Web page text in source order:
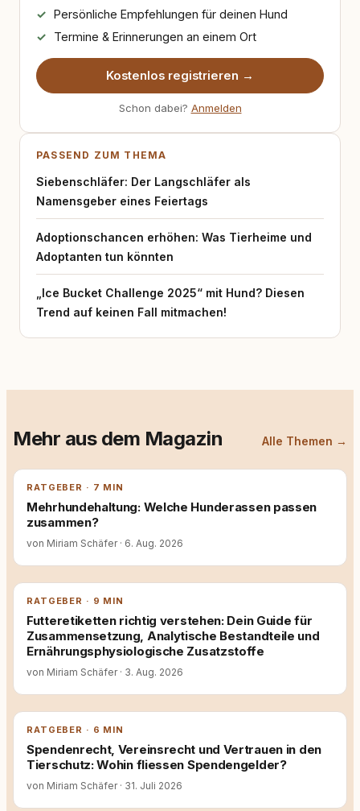
Persönliche Empfehlungen für deinen Hund
Termine & Erinnerungen an einem Ort
Kostenlos registrieren →
Schon dabei? Anmelden
PASSEND ZUM THEMA
Siebenschläfer: Der Langschläfer als
Namensgeber eines Feiertags
Adoptionschancen erhöhen: Was Tierheime und
Adoptanten tun könnten
„Ice Bucket Challenge 2025“ mit Hund? Diesen
Trend auf keinen Fall mitmachen!
Mehr aus dem Magazin Alle Themen →
RATGEBER · 7 MIN
Mehrhundehaltung: Welche Hunderassen passen
zusammen?
von Miriam Schäfer · 6. Aug. 2026
RATGEBER · 9 MIN
Futteretiketten richtig verstehen: Dein Guide für
Zusammensetzung, Analytische Bestandteile und
Ernährungsphysiologische Zusatzstoffe
von Miriam Schäfer · 3. Aug. 2026
RATGEBER · 6 MIN
Spendenrecht, Vereinsrecht und Vertrauen in den
Tierschutz: Wohin fliessen Spendengelder?
von Miriam Schäfer · 31. Juli 2026